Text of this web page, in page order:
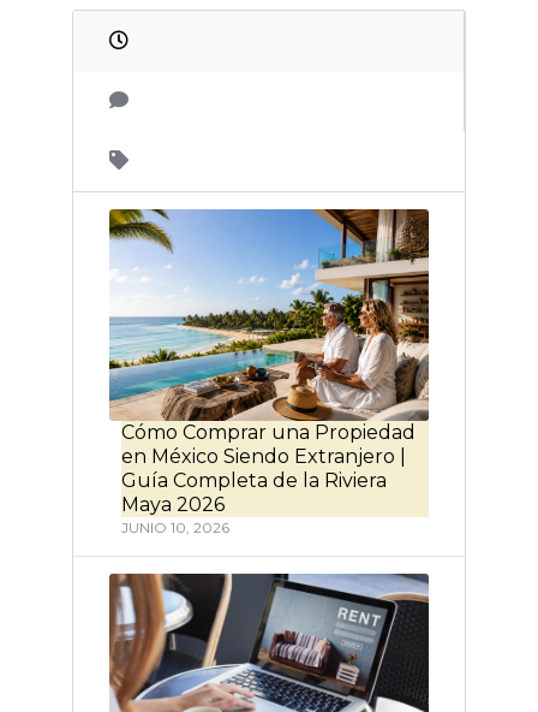
Cómo Comprar una Propiedad
en México Siendo Extranjero |
Guía Completa de la Riviera
Maya 2026
JUNIO 10, 2026